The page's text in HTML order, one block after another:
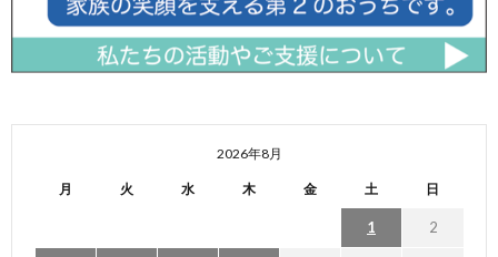
2026年8月
月 火 水 木 金 土 日
1 2